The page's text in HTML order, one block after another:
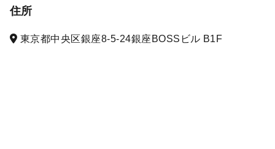
住所
東京都中央区銀座8-5-24銀座BOSSビル B1F